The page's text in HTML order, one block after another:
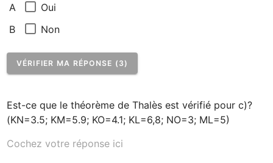
A
Oui
B
Non
VÉRIFIER MA RÉPONSE (3)
Est-ce que le théorème de Thalès est vérifié pour c)?
(KN=3.5; KM=5.9; KO=4.1; KL=6,8; NO=3; ML=5)
Cochez votre réponse ici